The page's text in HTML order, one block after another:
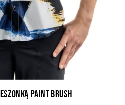
Paint Brush